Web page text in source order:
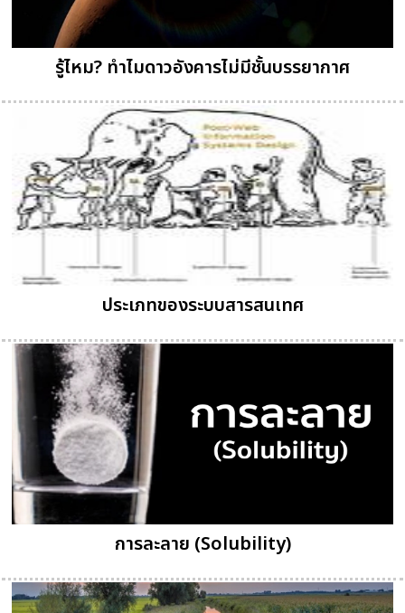
รู้ไหม? ทำไมดาวอังคารไม่มีชั้นบรรยากาศ
ประเภทของระบบสารสนเทศ
การละลาย (Solubility)